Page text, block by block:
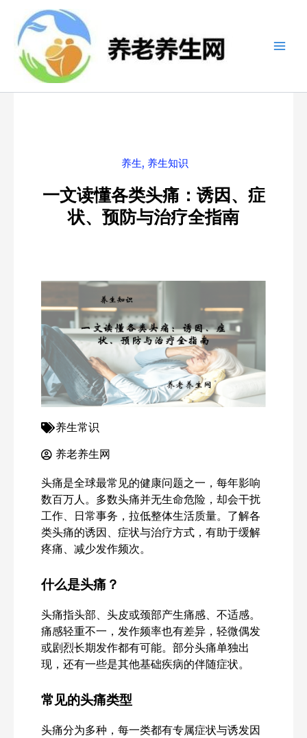
养生, 养生知识
一文读懂各类头痛：诱因、症
状、预防与治疗全指南
养生常识
养老养生网
头痛是全球最常见的健康问题之一，每年影响
数百万人。多数头痛并无生命危险，却会干扰
工作、日常事务，拉低整体生活质量。了解各
类头痛的诱因、症状与治疗方式，有助于缓解
疼痛、减少发作频次。
什么是头痛？
头痛指头部、头皮或颈部产生痛感、不适感。
痛感轻重不一，发作频率也有差异，轻微偶发
或剧烈长期发作都有可能。部分头痛单独出
现，还有一些是其他基础疾病的伴随症状。
常见的头痛类型
头痛分为多种，每一类都有专属症状与诱发因